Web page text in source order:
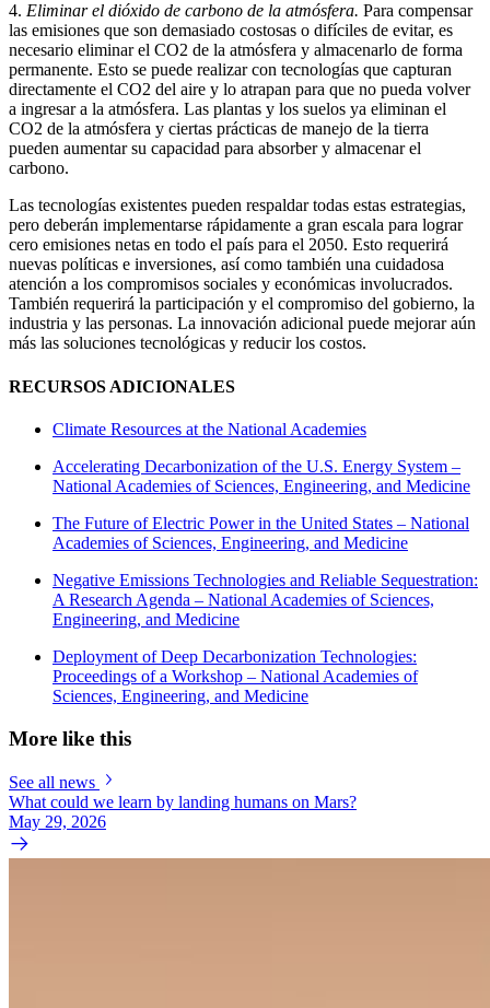
4. Eliminar el dióxido de carbono de la atmósfera. Para compensar
las emisiones que son demasiado costosas o difíciles de evitar, es
necesario eliminar el CO2 de la atmósfera y almacenarlo de forma
permanente. Esto se puede realizar con tecnologías que capturan
directamente el CO2 del aire y lo atrapan para que no pueda volver
a ingresar a la atmósfera. Las plantas y los suelos ya eliminan el
CO2 de la atmósfera y ciertas prácticas de manejo de la tierra
pueden aumentar su capacidad para absorber y almacenar el
carbono.
Las tecnologías existentes pueden respaldar todas estas estrategias,
pero deberán implementarse rápidamente a gran escala para lograr
cero emisiones netas en todo el país para el 2050. Esto requerirá
nuevas políticas e inversiones, así como también una cuidadosa
atención a los compromisos sociales y económicas involucrados.
También requerirá la participación y el compromiso del gobierno, la
industria y las personas. La innovación adicional puede mejorar aún
más las soluciones tecnológicas y reducir los costos.
RECURSOS ADICIONALES
Climate Resources at the National Academies
Accelerating Decarbonization of the U.S. Energy System –
National Academies of Sciences, Engineering, and Medicine
The Future of Electric Power in the United States – National
Academies of Sciences, Engineering, and Medicine
Negative Emissions Technologies and Reliable Sequestration:
A Research Agenda – National Academies of Sciences,
Engineering, and Medicine
Deployment of Deep Decarbonization Technologies:
Proceedings of a Workshop – National Academies of
Sciences, Engineering, and Medicine
More like this
See all news
What could we learn by landing humans on Mars?
May 29, 2026